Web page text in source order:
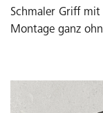
Schmaler Griff
Montage ganz